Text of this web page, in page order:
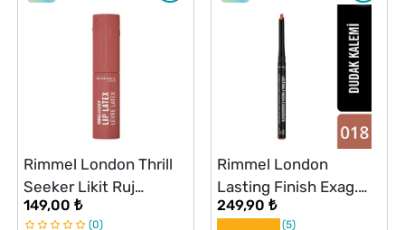
Rimmel London Thrill
Seeker Likit Ruj
Magnetic
149,00 ₺
0
Rimmel London
Lasting Finish Exag.
Auto Dudak Kalemi
249,90 ₺
5